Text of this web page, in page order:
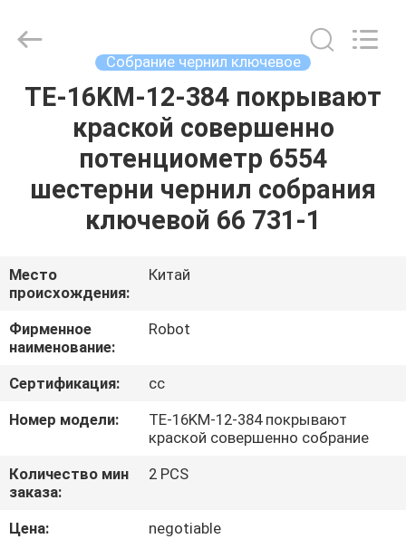
ДОМ
ПРОДУКТЫ
ПУТЕШЕСТВИЕ
ФАБРИКИ
ПРОВЕРКА
КАЧЕСТВА
СВЯЖИТЕСЬ
Automation
Co.ltd.
Reserved.
Собрание чернил ключевое
TE-16KM-12-384 покрывают
краской совершенно
потенциометр 6554
шестерни чернил собрания
ключевой 66 731-1
Место
происхождения:
Китай
Фирменное
наименование:
Robot
Сертификация:
cc
Номер модели:
TE-16KM-12-384 покрывают
краской совершенно собрание
Количество мин
заказа:
2 PCS
Цена:
negotiable